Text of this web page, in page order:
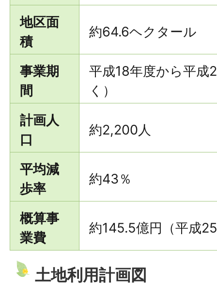
地区面
積
約64.6ヘクタール
事業期
間
平成18年度から平成
く）
計画人
口
約2,200人
平均減
歩率
約43％
概算事
業費
約145.5億円（平成
土地利用計画図